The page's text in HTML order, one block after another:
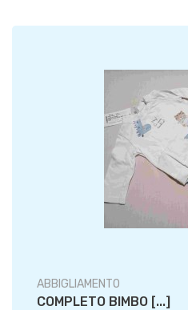
ABBIGLIAMENTO
COMPLETO BIMBO [...]